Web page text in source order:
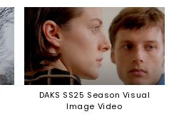
DAKS SS25 Season Visual
Image Video